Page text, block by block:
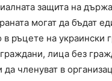
защита на
могат да бъдат
в ръцете на
лица без
членуват в